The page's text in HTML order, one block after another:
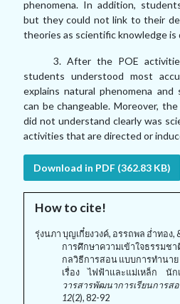
phenomena. In addition,
but they could not link to their
theories as scientific knowledge
3. After the POE
students understood most
explains natural phenomena
can be changeable. Moreover,
did not understand clearly was
activities that are directed or
Download in PDF (362.83 KB)
How to cite!
รุ่งนภา บุญเกี๋ยงวงค์, อรรถพล อ่ำทอง,
การศึกษาความเข้าใจธรรมช
กลวิธีการสอน แบบการทำนาย
เรื่อง ไฟฟ้าและแม่เหล็ก นั
วารสารพัฒนาการเรียนกา
12(2), 82-92